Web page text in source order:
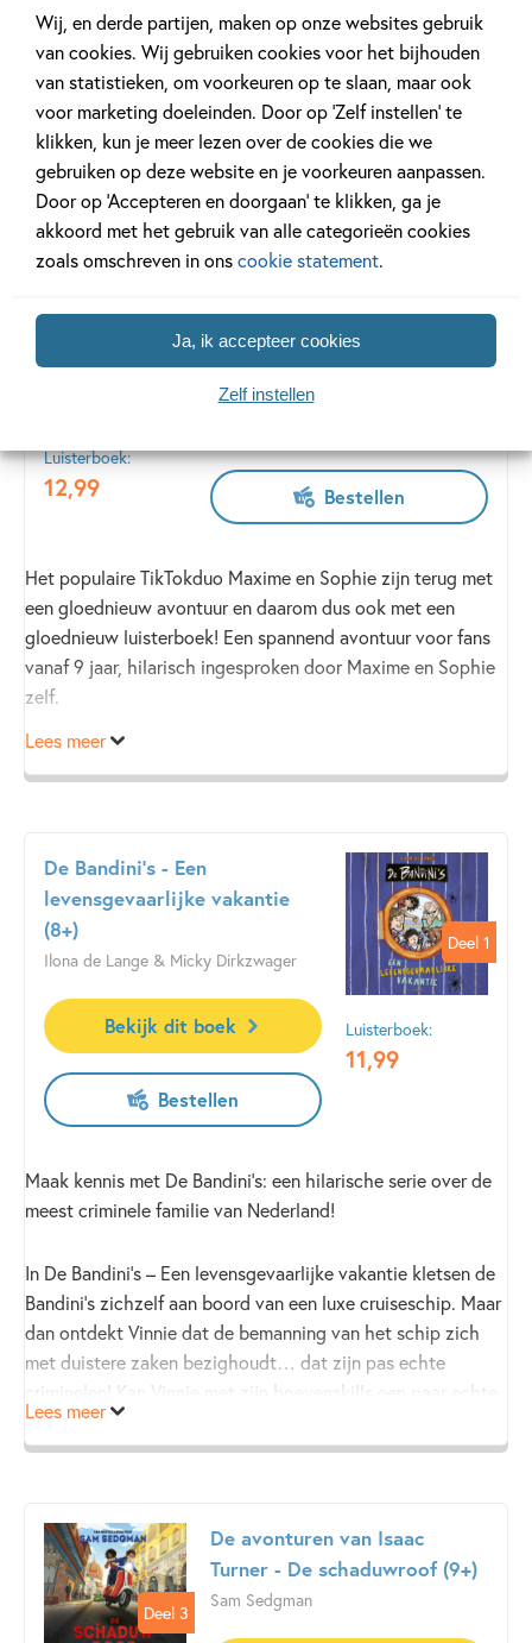
Wij, en derde partijen, maken op onze websites gebruik
van cookies. Wij gebruiken cookies voor het bijhouden
van statistieken, om voorkeuren op te slaan, maar ook
voor marketing doeleinden. Door op ‘Zelf instellen’ te
klikken, kun je meer lezen over de cookies die we
gebruiken op deze website en je voorkeuren aanpassen.
Door op ‘Accepteren en doorgaan’ te klikken, ga je
akkoord met het gebruik van alle categorieën cookies
zoals omschreven in onscookie statement.
Ja, ik accepteer cookies
Zelf instellen
fantasyavontuur over een Maya die een magische, maar
levensgevaarlijke vogel naar de bergen moet vliegen. Een
spannend en wervelend avontuur waar je kinderen
gegarandeerd geen genoeg van kunnen krijgen!
Lees meer
Deel 3
Deel 3
Luisterboek:
12,99
Maxime & Sophie & Jan Vriends
Bestellen
Het populaire TikTokduo Maxime en Sophie zijn terug met
een gloednieuw avontuur en daarom dus ook met een
gloednieuw luisterboek! Een spannend avontuur voor fans
vanaf 9 jaar, hilarisch ingesproken door Maxime en Sophie
zelf.
Lees meer
Deel 1
Deel 1
Luisterboek:
11,99
De Bandini's - Een
levensgevaarlijke vakantie
(8+)
Ilona de Lange & Micky Dirkzwager
Bekijk dit boek
Bestellen
Maak kennis met De Bandini’s: een hilarische serie over de
meest criminele familie van Nederland!
In De Bandini’s – Een levensgevaarlijke vakantie kletsen de
Bandini’s zichzelf aan boord van een luxe cruiseschip. Maar
dan ontdekt Vinnie dat de bemanning van het schip zich
met duistere zaken bezighoudt… dat zijn pas echte
criminelen! Kan Vinnie met zijn boevenskills een paar echte
boeven te slim af zijn?
meisjes vanaf 8 jaar!
Lees meer
Deel 3
Deel 3
De avonturen van Isaac
Turner - De schaduwroof (9+)
Sam Sedgman